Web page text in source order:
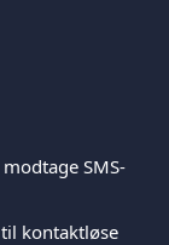
SMS-
kontaktløse